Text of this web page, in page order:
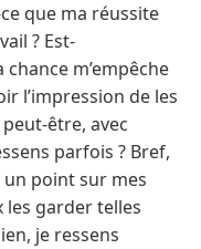
que ma réussite
? Est-
m’empêche
l’impression de les
peut-être, avec
parfois ? Bref,
un point sur mes
les garder telles
je ressens